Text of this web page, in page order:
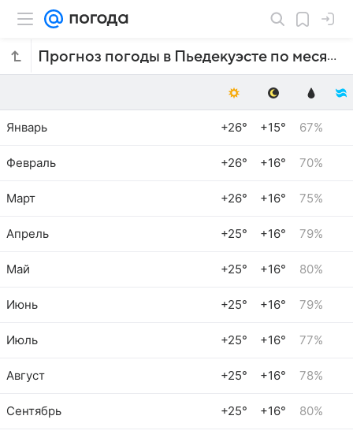
Прогноз погоды в Пьедекуэсте по месяцам
Январь +26° +15° 67%
Февраль +26° +16° 70%
Март +26° +16° 75%
Апрель +25° +16° 79%
Май +25° +16° 80%
Июнь +25° +16° 79%
Июль +25° +16° 77%
Август +25° +16° 78%
Сентябрь +25° +16° 80%